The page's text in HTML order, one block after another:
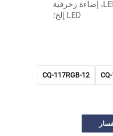
إبريق زهور LED، دلو ثلج LED، إضاءة زخرفية
LED إلخ؛
CQ-117RGB-12